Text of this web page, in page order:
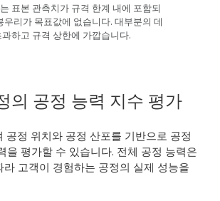
표본 관측치가 규격 한계 내에 포함되
우리가 목표값에 없습니다. 대부분의 데
하고 규격 상한에 가깝습니다.
의 공정 능력 지수 평가
공정 위치와 공정 산포를 기반으로 공정
을 평가할 수 있습니다. 전체 공정 능력은
고객이 경험하는 공정의 실제 성능을